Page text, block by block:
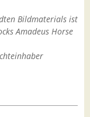
Bildmaterials ist
Amadeus Horse